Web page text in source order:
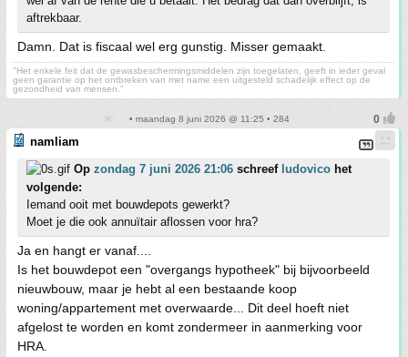
aftrekbaar.
Damn. Dat is fiscaal wel erg gunstig. Misser gemaakt.
"Het enkele feit dat de gewasbeschermingsmiddelen zijn toegelaten, geeft in ieder geval
geen garantie op het ontbreken van met name een uitgesteld schadelijk effect op de
gezondheid van mensen."
• maandag 8 juni 2026 @ 11:25 • 284
namliam
Op zondag 7 juni 2026 21:06 schreef ludovico het
volgende:
Iemand ooit met bouwdepots gewerkt?
Moet je die ook annuïtair aflossen voor hra?
Ja en hangt er vanaf....
Is het bouwdepot een "overgangs hypotheek" bij bijvoorbeeld
nieuwbouw, maar je hebt al een bestaande koop
woning/appartement met overwaarde... Dit deel hoeft niet
afgelost te worden en komt zondermeer in aanmerking voor
HRA.